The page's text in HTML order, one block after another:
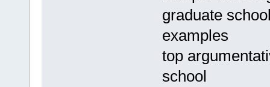
graduate
examples
top
school